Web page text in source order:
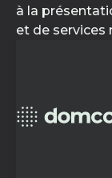
à la
et de services